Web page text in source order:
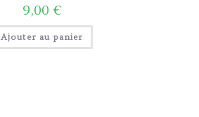
9,00 €
Ajouter au panier